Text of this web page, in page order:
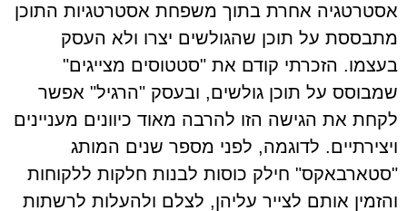
אסטרטגיה אחרת בתוך משפחת אסטרטגיות התוכן
מתבססת על תוכן שהגולשים יצרו ולא העסק
בעצמו. הזכרתי קודם את "סטטוסים מצייגים"
שמבוסס על תוכן גולשים, ובעסק "הרגיל" אפשר
לקחת את הגישה הזו להרבה מאוד כיוונים מעניינים
ויצירתיים. לדוגמה, לפני מספר שנים המותג
"סטארבאקס" חילק כוסות לבנות חלקות ללקוחות
והזמין אותם לצייר עליהן, לצלם ולהעלות לרשתות